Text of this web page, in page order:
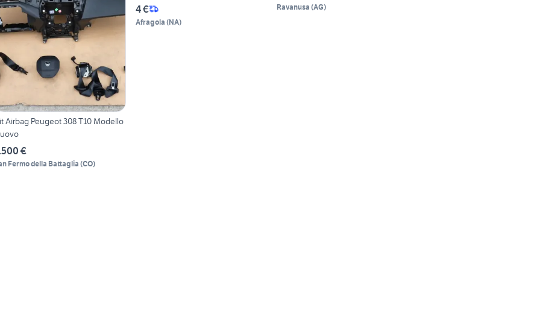
Airbag Peugeot 308 T10 Modello
€
Fermo della Battaglia (CO)
4 €
Afragola (NA)
Ravanusa (AG)